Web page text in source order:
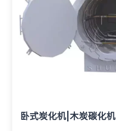
卧式炭化机|木炭碳化机